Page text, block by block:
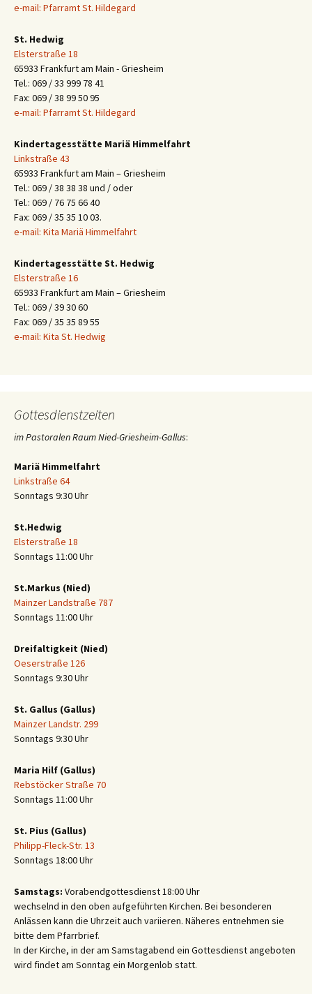
e-mail: Pfarramt St. Hildegard
St. Hedwig
Elsterstraße 18
65933 Frankfurt am Main - Griesheim
Tel.: 069 / 33 999 78 41
Fax: 069 / 38 99 50 95
e-mail: Pfarramt St. Hildegard
Kindertagesstätte Mariä Himmelfahrt
Linkstraße 43
65933 Frankfurt am Main – Griesheim
Tel.: 069 / 38 38 38 und / oder
Tel.: 069 / 76 75 66 40
Fax: 069 / 35 35 10 03.
e-mail: Kita Mariä Himmelfahrt
Kindertagesstätte St. Hedwig
Elsterstraße 16
65933 Frankfurt am Main – Griesheim
Tel.: 069 / 39 30 60
Fax: 069 / 35 35 89 55
e-mail: Kita St. Hedwig
Gottesdienstzeiten
im Pastoralen Raum Nied-Griesheim-Gallus:
Mariä Himmelfahrt
Linkstraße 64
Sonntags 9:30 Uhr
St.Hedwig
Elsterstraße 18
Sonntags 11:00 Uhr
St.Markus (Nied)
Mainzer Landstraße 787
Sonntags 11:00 Uhr
Dreifaltigkeit (Nied)
Oeserstraße 126
Sonntags 9:30 Uhr
St. Gallus (Gallus)
Mainzer Landstr. 299
Sonntags 9:30 Uhr
Maria Hilf (Gallus)
Rebstöcker Straße 70
Sonntags 11:00 Uhr
St. Pius (Gallus)
Philipp-Fleck-Str. 13
Sonntags 18:00 Uhr
Samstags: Vorabendgottesdienst 18:00 Uhr
wechselnd in den oben aufgeführten Kirchen. Bei besonderen
Anlässen kann die Uhrzeit auch variieren. Näheres entnehmen sie
bitte dem Pfarrbrief.
In der Kirche, in der am Samstagabend ein Gottesdienst angeboten
wird findet am Sonntag ein Morgenlob statt.